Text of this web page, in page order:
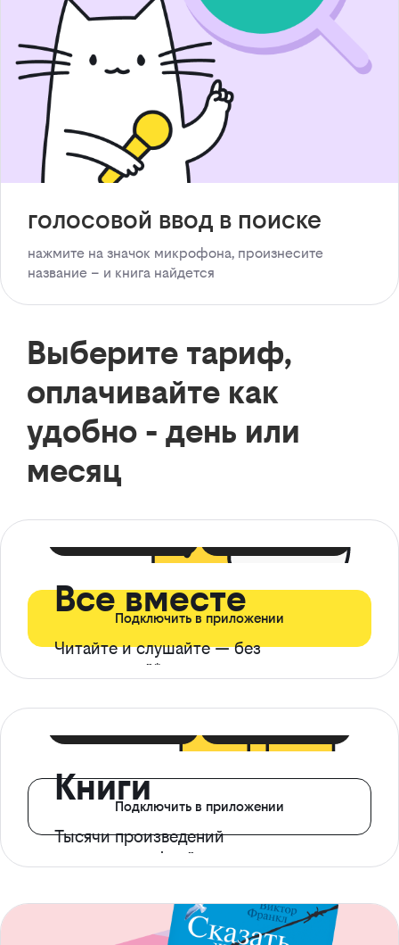
голосовой ввод в поиске
нажмите на значок микрофона, произнесите
название – и книга найдется
Выберите тариф,
оплачивайте как
удобно - день или
месяц
Все вместе
Читайте и слушайте — без
ограничений*
Подключить в приложении
Книги
Тысячи произведений
с доступом офлайн
Подключить в приложении